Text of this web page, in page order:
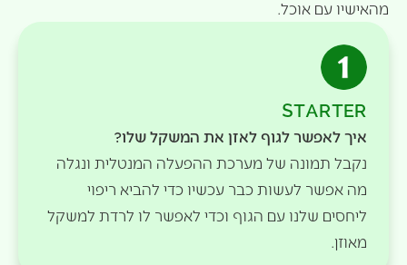
מהאישיו עם אוכל.
STARTER
איך לאפשר לגוף לאזן את המשקל שלו?
נקבל תמונה של מערכת ההפעלה המנטלית ונגלה
מה אפשר לעשות כבר עכשיו כדי להביא ריפוי
ליחסים שלנו עם הגוף וכדי לאפשר לו לרדת למשקל
מאוזן.